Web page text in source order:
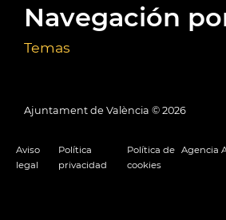
Navegación
Temas
Ajuntament de València © 2026
Aviso
legal
Política
privacidad
Política de
cookies
Agencia